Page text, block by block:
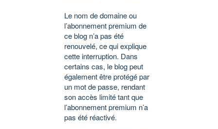
Le nom de domaine ou
l’abonnement premium de
ce blog n’a pas été
renouvelé, ce qui explique
cette interruption. Dans
certains cas, le blog peut
également être protégé par
un mot de passe, rendant
son accès limité tant que
l’abonnement premium n’a
pas été réactivé.